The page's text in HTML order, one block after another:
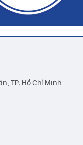
TP. Hồ Chí Minh